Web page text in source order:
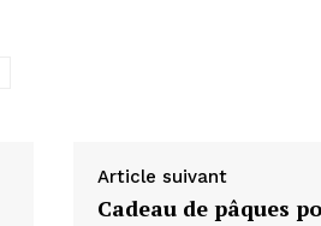
Article suivant
Cadeau de pâques